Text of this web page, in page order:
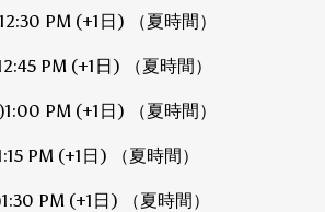
12:30 PM (+1日)
（夏時間）
PM (+1日)
（夏時間）
1:00 PM (+1日)
（夏時間）
PM (+1日)
（夏時間）
1:30 PM (+1日)
（夏時間）